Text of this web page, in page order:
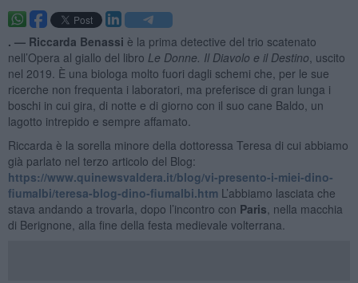
. — Riccarda Benassi è la prima detective del trio scatenato
nell’Opera al giallo del libro Le Donne. Il Diavolo e il Destino , uscito
nel 2019. È una biologa molto fuori dagli schemi che, per le sue
ricerche non frequenta i laboratori, ma preferisce di gran lunga i
boschi in cui gira, di notte e di giorno con il suo cane Baldo, un
lagotto intrepido e sempre affamato.
Riccarda è la sorella minore della dottoressa Teresa di cui abbiamo
già parlato nel terzo articolo del Blog:
https://www.quinewsvaldera.it/blog/vi-presento-i-miei-dino-
fiumalbi/teresa-blog-dino-fiumalbi.htm L’abbiamo lasciata che
stava andando a trovarla, dopo l’incontro con Paris , nella macchia
di Berignone, alla fine della festa medievale volterrana.